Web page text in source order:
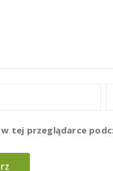
tej przeglądarce